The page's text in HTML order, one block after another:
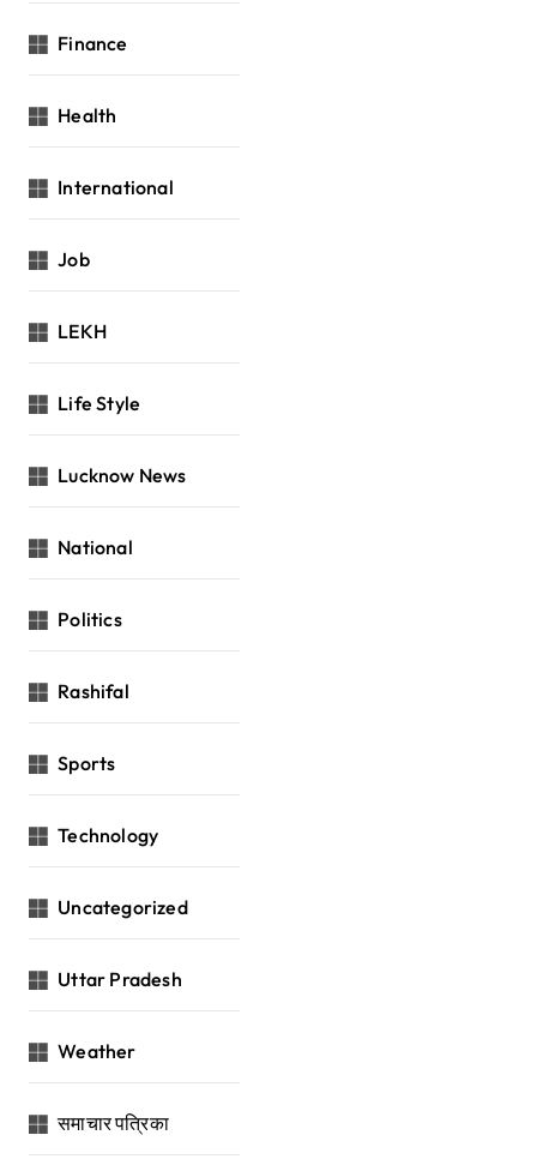
Finance
Health
International
Job
LEKH
Life Style
Lucknow News
National
Politics
Rashifal
Sports
Technology
Uncategorized
Uttar Pradesh
Weather
समाचार पत्रिका